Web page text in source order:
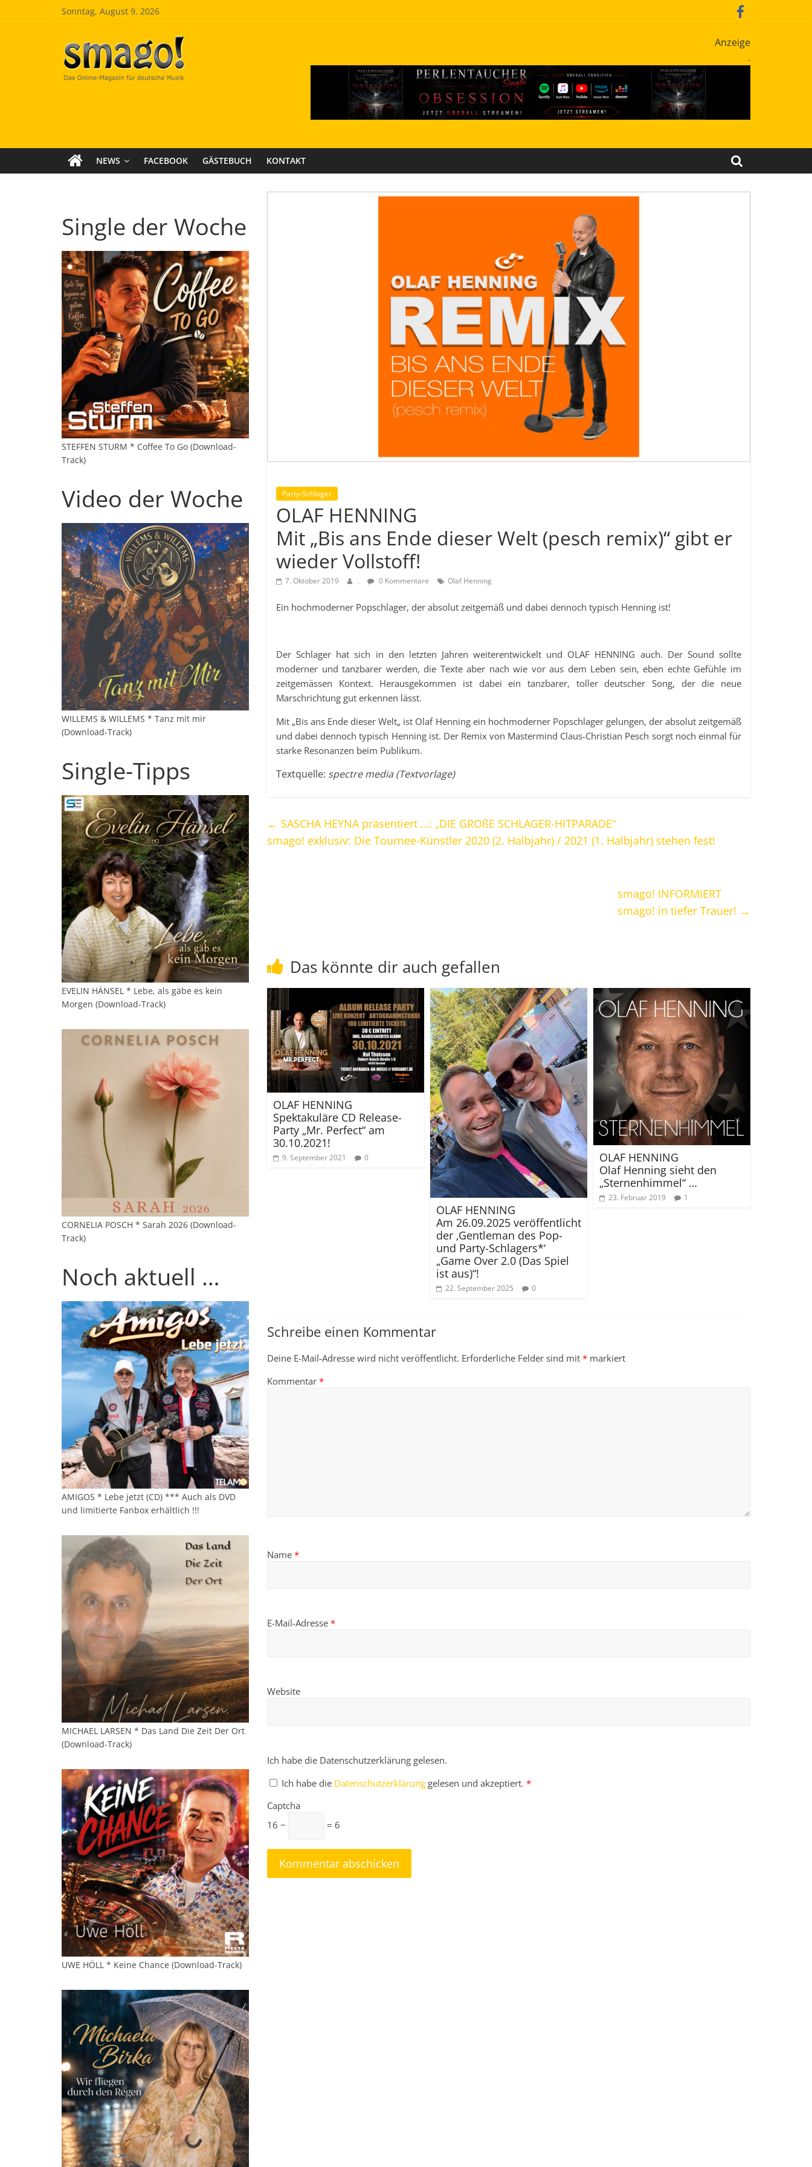
Sonntag, August 9, 2026
Smago
SchlagerMAGazinOnline
Anzeige
.
NEWS FACEBOOK GÄSTEBUCH KONTAKT
Party-Schlager
OLAF HENNING
Mit „Bis ans Ende dieser Welt (pesch remix)“ gibt er
wieder Vollstoff!
7. Oktober 2019 . 0 Kommentare Olaf Henning
Ein hochmoderner Popschlager, der absolut zeitgemäß und dabei dennoch typisch Henning ist!
Der Schlager hat sich in den letzten Jahren weiterentwickelt und OLAF HENNING auch. Der Sound sollte
moderner und tanzbarer werden, die Texte aber nach wie vor aus dem Leben sein, eben echte Gefühle im
zeitgemässen Kontext. Herausgekommen ist dabei ein tanzbarer, toller deutscher Song, der die neue
Marschrichtung gut erkennen lässt.
Mit „Bis ans Ende dieser Welt„ ist Olaf Henning ein hochmoderner Popschlager gelungen, der absolut zeitgemäß
und dabei dennoch typisch Henning ist. Der Remix von Mastermind Claus-Christian Pesch sorgt noch einmal für
starke Resonanzen beim Publikum.
Textquelle: spectre media (Textvorlage)
← SASCHA HEYNA präsentiert …: „DIE GROßE SCHLAGER-HITPARADE“
smago! exklusiv: Die Tournee-Künstler 2020 (2. Halbjahr) / 2021 (1. Halbjahr) stehen fest!
smago! INFORMIERT
smago! in tiefer Trauer! →
Das könnte dir auch gefallen
OLAF HENNING
Spektakuläre CD Release-
Party „Mr. Perfect“ am
30.10.2021!
9. September 2021 0
OLAF HENNING
Am 26.09.2025 veröffentlicht
der ‚Gentleman des Pop-
und Party-Schlagers*‘
„Game Over 2.0 (Das Spiel
ist aus)“!
22. September 2025 0
OLAF HENNING
Olaf Henning sieht den
„Sternenhimmel“ …
23. Februar 2019 1
Schreibe einen Kommentar
Deine E-Mail-Adresse wird nicht veröffentlicht. Erforderliche Felder sind mit * markiert
Kommentar *
Name *
E-Mail-Adresse *
Website
Ich habe die Datenschutzerklärung gelesen.
Ich habe die Datenschutzerklärung gelesen und akzeptiert. *
Captcha
16 −
= 6
Single der Woche
STEFFEN STURM * Coffee To Go (Download-
Track)
Video der Woche
WILLEMS & WILLEMS * Tanz mit mir
(Download-Track)
Single-Tipps
EVELIN HÄNSEL * Lebe, als gäbe es kein
Morgen (Download-Track)
CORNELIA POSCH * Sarah 2026 (Download-
Track)
Noch aktuell …
AMIGOS * Lebe jetzt (CD) *** Auch als DVD
und limitierte Fanbox erhältlich !!!
MICHAEL LARSEN * Das Land Die Zeit Der Ort
(Download-Track)
UWE HÖLL * Keine Chance (Download-Track)